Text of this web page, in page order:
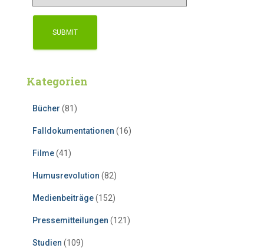
Kategorien
Bücher (81)
Falldokumentationen (16)
Filme(41)
Humusrevolution (82)
Medienbeiträge(152)
Pressemitteilungen (121)
Studien (109)